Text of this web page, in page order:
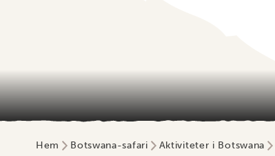
Hem Botswana-safari Aktiviteter i Botswana